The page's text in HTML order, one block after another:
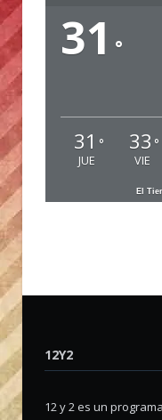
31 °
31 °
JUE
33 °
VIE
El
12Y2
12 y 2 es un